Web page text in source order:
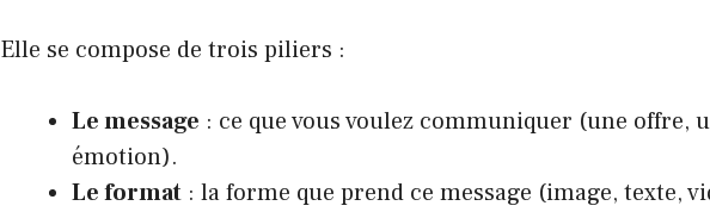
Elle se compose de trois piliers :
Le message : ce que vous voulez communiquer (une offre,
émotion).
Le format : la forme que prend ce message (image, texte,